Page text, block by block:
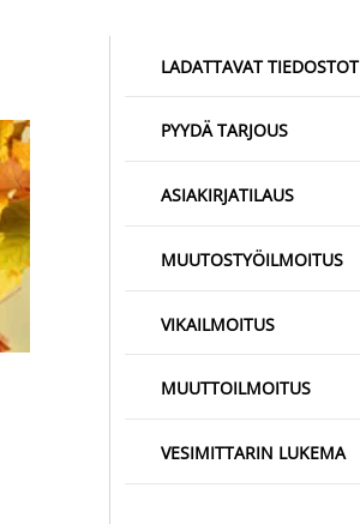
LADATTAVAT TIEDOSTOT
PYYDÄ TARJOUS
ASIAKIRJATILAUS
MUUTOSTYÖILMOITUS
VIKAILMOITUS
MUUTTOILMOITUS
VESIMITTARIN LUKEMA